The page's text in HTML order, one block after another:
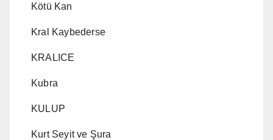
Kötü Kan
Kral Kaybederse
KRALICE
Kubra
KULUP
Kurt Seyit ve Şura